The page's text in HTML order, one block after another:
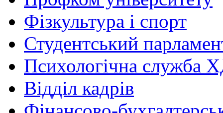
Фізкультура і спорт
Студентський
Психологічна служба
Відділ кадрів